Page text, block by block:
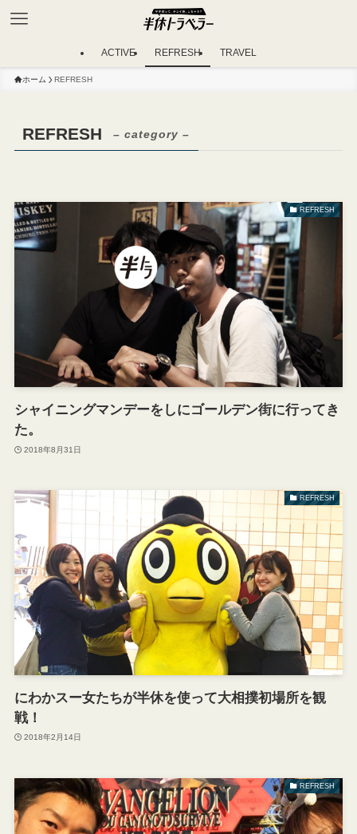
ACTIVE REFRESH TRAVEL
ホーム REFRESH
REFRESH – category –
REFRESH
シャイニングマンデーをしにゴールデン街に行ってき
た。
2018年8月31日
REFRESH
にわかスー女たちが半休を使って大相撲初場所を観
戦！
2018年2月14日
REFRESH